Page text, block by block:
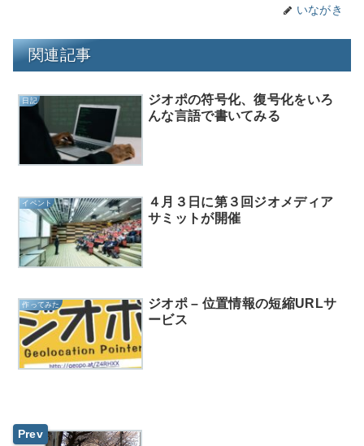
いながき
関連記事
日記
ジオポの符号化、復号化をいろ
んな言語で書いてみる
イベント
４月３日に第３回ジオメディア
サミットが開催
作ってみた
ジオポ – 位置情報の短縮URLサ
ービス